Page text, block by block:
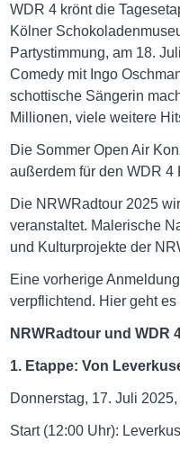
WDR 4 krönt die
Kölner
Partystimmung, am 18.
Comedy mit Ingo
schottische Sängerin
Millionen, viele weitere
Die Sommer Open Air
außerdem für den WDR 4
Die NRWRadtour 2025
veranstaltet. Malerische
und Kulturprojekte der
Eine vorherige
verpflichtend. Hier geht
NRWRadtour und WDR
1. Etappe: Von
Donnerstag, 17. Juli
Start (12:00 Uhr):